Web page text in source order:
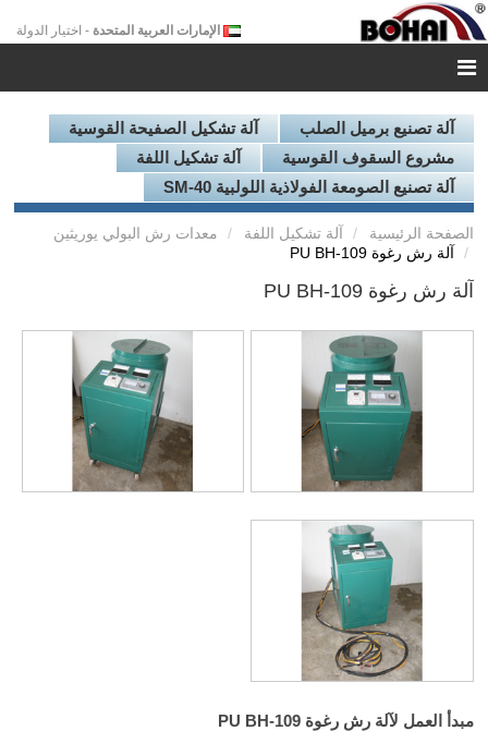
الإمارات العربية المتحدة - اختيار الدولة
آلة تصنيع برميل الصلب
آلة تشكيل الصفيحة القوسية
مشروع السقوف القوسية
آلة تشكيل اللفة
آلة تصنيع الصومعة الفولاذية اللولبية SM-40
الصفحة الرئيسية آلة تشكيل اللفة
معدات رش البولي يوريثين
آلة رش رغوة PU BH-109
آلة رش رغوة PU BH-109
مبدأ العمل لآلة رش رغوة PU BH-109